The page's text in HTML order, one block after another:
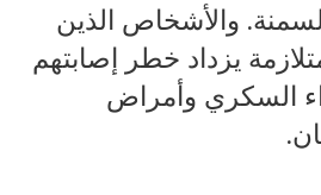
والأشخاص الذين
يزداد خطر إصابتهم
السكري وأمراض